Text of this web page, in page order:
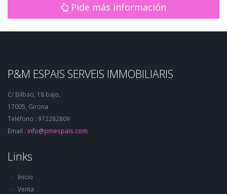
Pide más información
P&M ESPAIS SERVEIS IMMOBILIARIS
C/ Bilbao, 18 bajo,
17005, Girona
Teléfono : 972282809
Email : info@pmespais.com
Links
Inicio
Venta